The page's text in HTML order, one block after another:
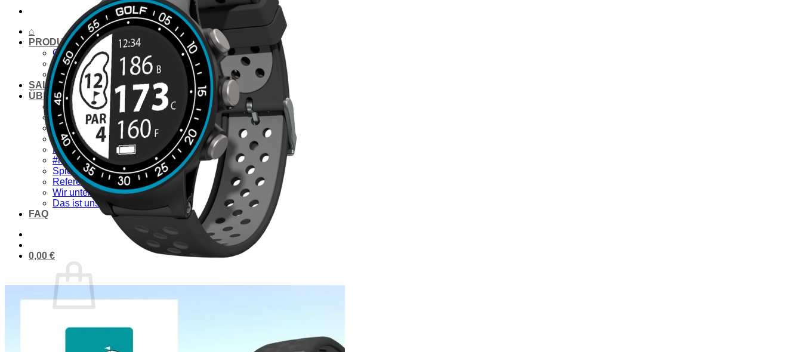
⌂
PRODUKTE
Golflaser
Golfuhr & GPS
Zubehör & Ersatz
SALE
ÜBER UNS
Wir über uns
Vorteile
Qualität
Laser-Vergleich
Konzept
#rocketgolf
Spieler
Referenzen
Wir unterstützen
Das ist uns wichtig
FAQ
0,00 €
Es befinden sich keine Produkte im Warenkorb.
Zurück zum Shop